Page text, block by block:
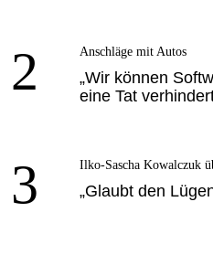
2 Anschläge mit Autos
„Wir können
eine Tat
3 Ilko-Sascha Kowalczuk
„Glaubt den